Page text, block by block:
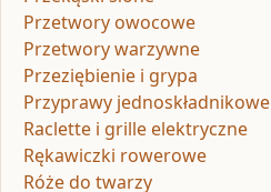
Przetwory owocowe
Przetwory warzywne
Przeziębienie i grypa
Przyprawy jednoskładnikowe
Raclette i grille elektryczne
Rękawiczki rowerowe
Róże do twarzy